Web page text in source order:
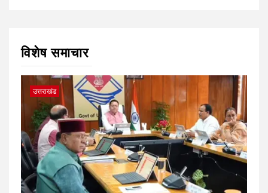
विशेष समाचार
उत्तराखंड